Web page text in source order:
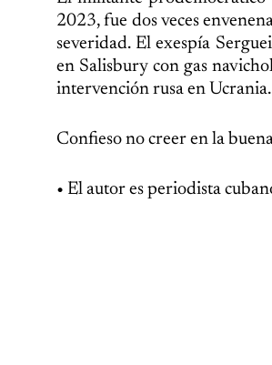
2023, fue dos veces
severidad. El exespía
en Salisbury con gas
intervención rusa en Ucrania.
Confieso no creer en la
• El autor es periodista